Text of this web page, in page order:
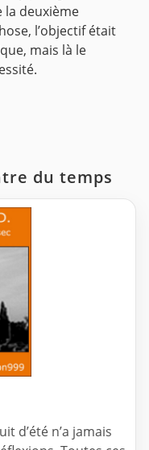
la deuxième
l’objectif était
mais là le
du temps
d’été n’a jamais